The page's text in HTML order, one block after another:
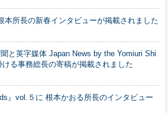
本所長の新春インタビューが掲載されました
と英字媒体 Japan News by the Yomiuri Shi
る事務総長の寄稿が掲載されました
』vol.５に 根本かおる所長のインタビュー